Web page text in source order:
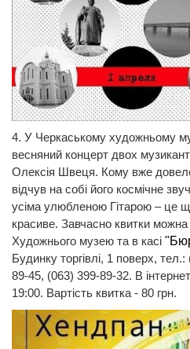
4. У Черкаському художньому
весняний концерт двох
Олексія Швеця. Кому вже
відчув на собі його космічне
усіма улюбленою Гітарою – це
красиве. Завчасно квитки
Художнього музею та в касі
Будинку торгівлі, 1 поверх,
89-45, (063) 399-89-32. В
19:00. Вартість квитка - 80 грн.